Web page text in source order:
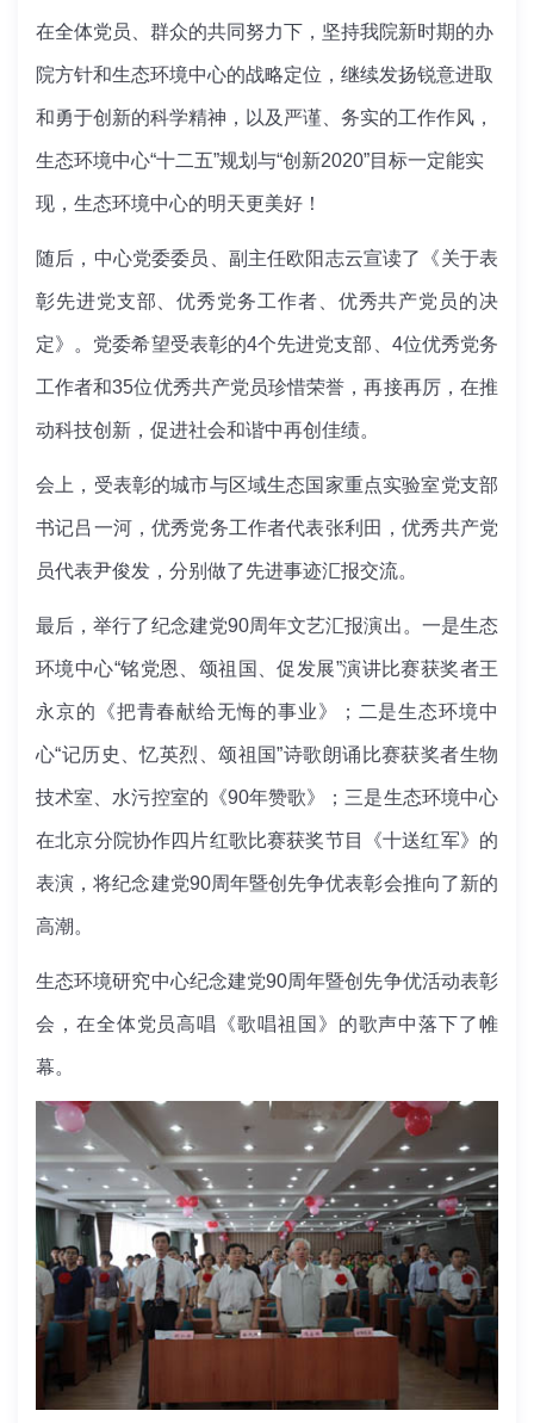
在全体党员、群众的共同努力下，坚持我院新时期的办
院方针和生态环境中心的战略定位，继续发扬锐意进取
和勇于创新的科学精神，以及严谨、务实的工作作风，
生态环境中心“十二五”规划与“创新2020”目标一定能实
现，生态环境中心的明天更美好！
随后，中心党委委员、副主任欧阳志云宣读了《关于表
彰先进党支部、优秀党务工作者、优秀共产党员的决
定》。党委希望受表彰的4个先进党支部、4位优秀党务
工作者和35位优秀共产党员珍惜荣誉，再接再厉，在推
动科技创新，促进社会和谐中再创佳绩。
会上，受表彰的城市与区域生态国家重点实验室党支部
书记吕一河，优秀党务工作者代表张利田，优秀共产党
员代表尹俊发，分别做了先进事迹汇报交流。
最后，举行了纪念建党90周年文艺汇报演出。一是生态
环境中心“铭党恩、颂祖国、促发展”演讲比赛获奖者王
永京的《把青春献给无悔的事业》；二是生态环境中
心“记历史、忆英烈、颂祖国”诗歌朗诵比赛获奖者生物
技术室、水污控室的《90年赞歌》；三是生态环境中心
在北京分院协作四片红歌比赛获奖节目《十送红军》的
表演，将纪念建党90周年暨创先争优表彰会推向了新的
高潮。
生态环境研究中心纪念建党90周年暨创先争优活动表彰
会，在全体党员高唱《歌唱祖国》的歌声中落下了帷
幕。